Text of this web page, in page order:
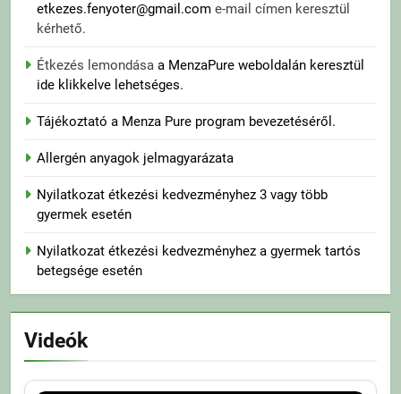
etkezes.fenyoter@gmail.com e-mail címen keresztül
kérhető.
Étkezés lemondása a MenzaPure weboldalán keresztül
ide klikkelve lehetséges.
Tájékoztató a Menza Pure program bevezetéséről.
Allergén anyagok jelmagyarázata
Nyilatkozat étkezési kedvezményhez 3 vagy több
gyermek esetén
Nyilatkozat étkezési kedvezményhez a gyermek tartós
betegsége esetén
Videók